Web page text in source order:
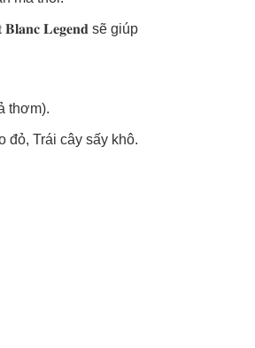
𝐋𝐞𝐠𝐞𝐧𝐝 sẽ giúp
thơm).
Trái cây sấy khô.